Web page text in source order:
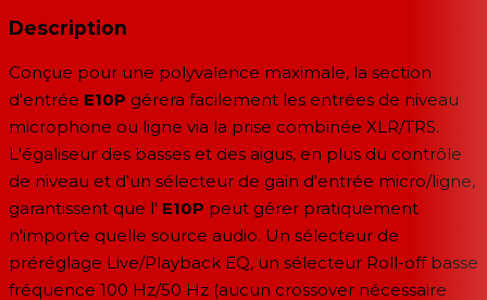
Description
Conçue pour une polyvalence maximale, la section
d'entrée E10P gérera facilement les entrées de niveau
microphone ou ligne via la prise combinée XLR/TRS.
L'égaliseur des basses et des aigus, en plus du contrôle
de niveau et d'un sélecteur de gain d'entrée micro/ligne,
garantissent que l' E10P peut gérer pratiquement
n'importe quelle source audio. Un sélecteur de
préréglage Live/Playback EQ, un sélecteur Roll-off basse
fréquence 100 Hz/50 Hz (aucun crossover nécessaire